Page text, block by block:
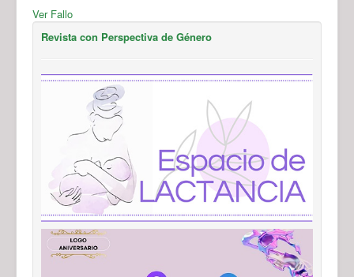
Ver Fallo
Revista con Perspectiva de Género